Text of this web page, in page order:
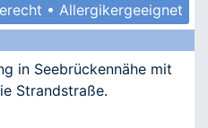
• Allergikergeeignet
in Seebrückennähe mit
Strandstraße.